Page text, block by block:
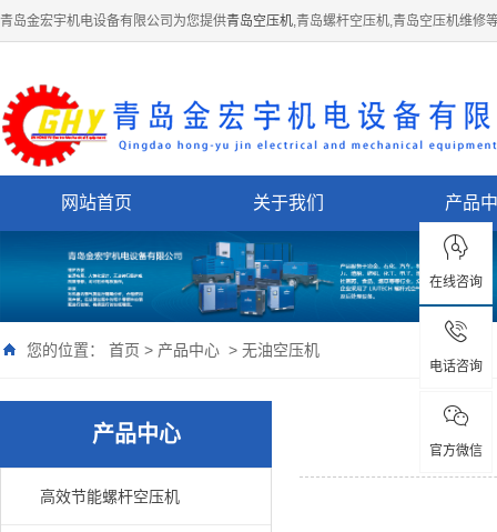
青岛金宏宇机电设备有限公司为您提供青岛空压机,青岛螺杆空压机,青岛空压机维修
网站首页 关于我们 产品
您的位置： 首页 > 产品中心 > 无油空压机
产品中心
高效节能螺杆空压机
在线咨询
电话咨询
官方微信